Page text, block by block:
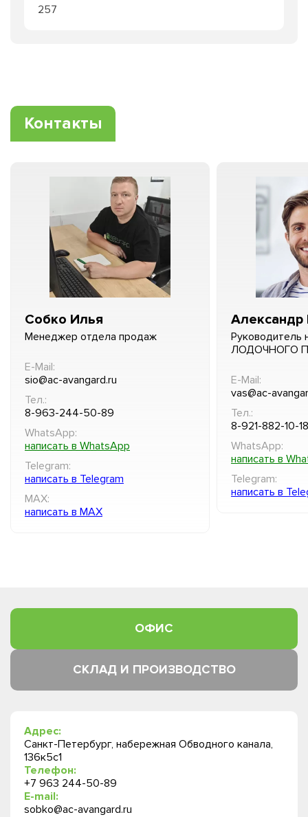
257
Контакты
Собко Илья
Менеджер отдела продаж
E-Mail:
sio@ac-avangard.ru
Тел.:
8-963-244-50-89
WhatsApp:
написать в WhatsApp
Telegram:
написать в Telegram
MAX:
написать в MAX
Александр
Руководитель
ЛОДОЧНОГО
E-Mail:
vas@ac-
Тел.:
8-921-882-10-18
WhatsApp:
написать в
Telegram:
написать в
ОФИС
СКЛАД И ПРОИЗВОДСТВО
Адрес:
Санкт-Петербург, набережная Обводного канала,
136к5с1
Телефон:
+7 963 244-50-89
E-mail:
sobko@ac-avangard.ru